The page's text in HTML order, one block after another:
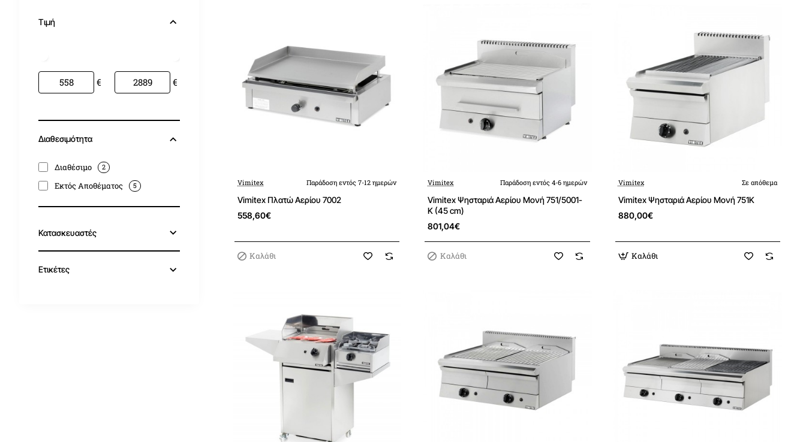
Τιμή
€ €
Διαθεσιμότητα
Διαθέσιμο 2
Εκτός Αποθέματος 5
Κατασκευαστές
Ετικέτες
Vimitex Παράδοση εντός 7-12 ημερών
Vimitex Πλατώ Αερίου 7002
558,60€
Καλάθι
Vimitex Παράδοση εντός 4-6 ημερών
Vimitex Ψησταριά Αερίου Μονή 751/5001-
K (45 cm)
801,04€
Καλάθι
Vimitex Σε απόθεμα
Vimitex Ψησταριά Αερίου Μονή 751K
880,00€
Καλάθι